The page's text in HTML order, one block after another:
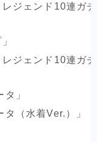
ジェンド10連ガ
ジェンド10連ガ
」
（水着Ver.）」